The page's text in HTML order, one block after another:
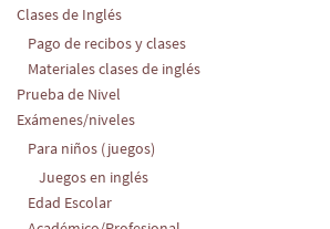
Clases de Inglés
Pago de recibos y clases
Materiales clases de inglés
Prueba de Nivel
Exámenes/niveles
Para niños (juegos)
Juegos en inglés
Edad Escolar